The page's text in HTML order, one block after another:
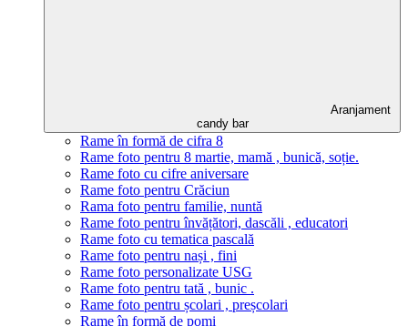
Aranjament
candy bar
Rame în formă de cifra 8
Rame foto pentru 8 martie, mamă , bunică, soție.
Rame foto cu cifre aniversare
Rame foto pentru Crăciun
Rama foto pentru familie, nuntă
Rame foto pentru învățători, dascăli , educatori
Rame foto cu tematica pascală
Rame foto pentru nași , fini
Rame foto personalizate USG
Rame foto pentru tată , bunic .
Rame foto pentru școlari , preșcolari
Rame în formă de pomi